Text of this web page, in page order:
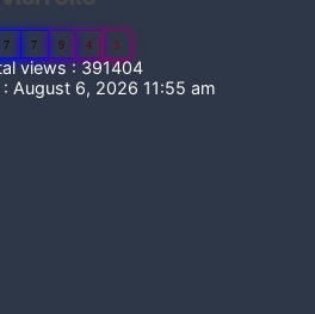
7 7 9 4 3
views : 391404
: August 6, 2026 11:55 am